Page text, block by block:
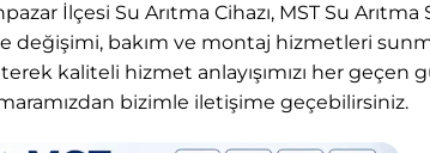
İlçesi Su Arıtma Cihazı, MST Su
değişimi, bakım ve montaj hizmetleri
kaliteli hizmet anlayışımızı her geçen
bizimle iletişime geçebilirsiniz.